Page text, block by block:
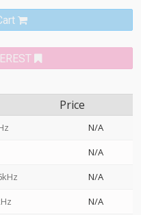
Price
N/A
N/A
N/A
N/A